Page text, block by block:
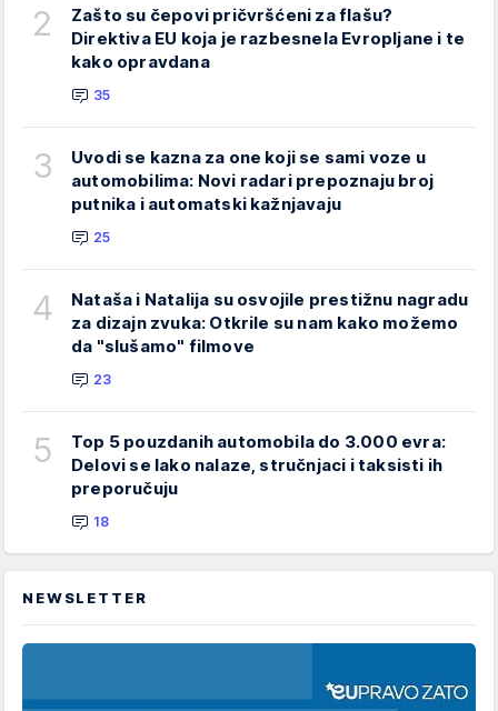
2
Zašto su čepovi pričvršćeni za flašu?
Direktiva EU koja je razbesnela Evropljane i te
kako opravdana
35
3
Uvodi se kazna za one koji se sami voze u
automobilima: Novi radari prepoznaju broj
putnika i automatski kažnjavaju
25
4
Nataša i Natalija su osvojile prestižnu nagradu
za dizajn zvuka: Otkrile su nam kako možemo
da "slušamo" filmove
23
5
Top 5 pouzdanih automobila do 3.000 evra:
Delovi se lako nalaze, stručnjaci i taksisti ih
preporučuju
18
NEWSLETTER